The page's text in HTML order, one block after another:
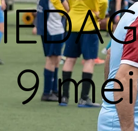
9 mei